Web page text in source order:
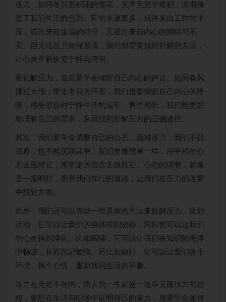
压力，如同冬日里积压的雪花，无声无息中堆积，渐渐掩
盖了我们生活的色彩。它的来源繁多，或许来自工作的重
压，或许来自生活的琐碎，又或许来自内心的期待与不
安。但无论压力如何形成，我们都需要找到舒解的方法，
让心灵重新恢复宁静与清明。
要化解压力，首先要学会倾听自己内心的声音。如同春风
拂过大地，带走冬日的严寒，我们也要倾听自己内心的呼
唤，感受那份对宁静生活的渴望。通过倾听，我们能更好
地理解自己的需求，从而找到舒解压力的正确途径。
其次，我们要学会调整自己的心态。面对压力，我们不能
逃避，也不能沉溺其中。我们要像智者一样，用平和的心
态去面对它，用坚定的信念去战胜它。心态的调整，就像
是一盏明灯，照亮我们前行的道路，让我们在压力的迷雾
中找到方向。
此外，我们还可以借助一些具体的方法来舒解压力。比如
运动，它可以让我们的身体得到放松，同时也可以让我们
的心灵得到净化。比如阅读，它可以让我们在知识的海洋
中畅游，从而忘记烦恼。再比如旅行，它可以让我们换个
环境，换个心情，重新找回生活的乐趣。
压力是无处不在的，而人的一生就是一连串克服压力的过
程，要想在生活与职场中证明自己的能力，就要学会如何